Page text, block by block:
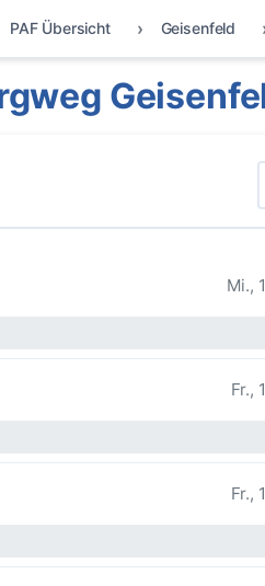
PAF Übersicht Geisenfeld
Mi.,
Fr.,
Fr.,